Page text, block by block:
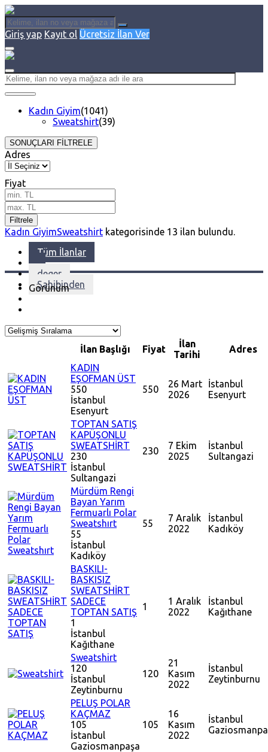
Giriş yap Kayıt ol Ücretsiz İlan Ver
Kadın Giyim(1041)
Sweatshirt(39)
SONUÇLARI FİLTRELE
Adres
Fiyat
Filtrele
Kadın GiyimSweatshirt kategorisinde 13 ilan bulundu.
Tüm İlanlar
deger
Sahibinden
Görünüm
İlan Başlığı Fiyat
İlan
Tarihi
Adres
KADIN
EŞOFMAN ÜST
550
İstanbul
Esenyurt
550
26 Mart
2026
İstanbul
Esenyurt
TOPTAN SATIŞ
KAPÜŞONLU
SWEATSHİRT
230
İstanbul
Sultangazi
230
7 Ekim
2025
İstanbul
Sultangazi
Mürdüm Rengi
Bayan Yarım
Fermuarlı Polar
Sweatshırt
55
İstanbul
Kadıköy
55
7 Aralık
2022
İstanbul
Kadıköy
BASKILI-
BASKISIZ
SWEATSHİRT
SADECE
TOPTAN SATIŞ
1
İstanbul
Kağıthane
1
1 Aralık
2022
İstanbul
Kağıthane
Sweatshirt
120
İstanbul
Zeytinburnu
120
21
Kasım
2022
İstanbul
Zeytinburnu
PELUŞ POLAR
KAÇMAZ
105
İstanbul
Gaziosmanpaşa
105
16
Kasım
2022
İstanbul